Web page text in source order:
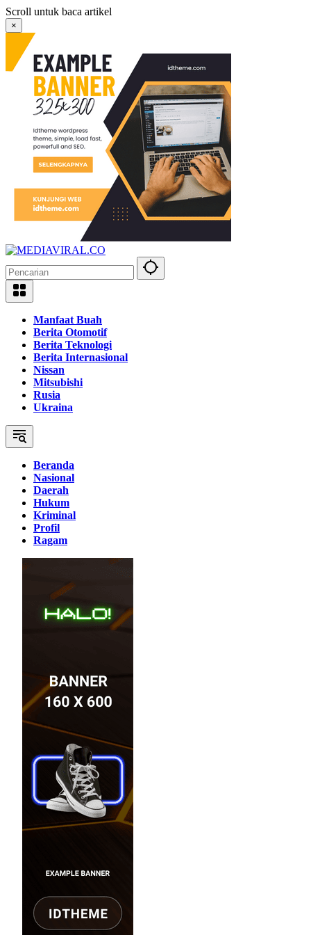
Langsung
ke
konten
Scroll untuk baca artikel
×
Manfaat Buah
Berita Otomotif
Berita Teknologi
Berita Internasional
Nissan
Mitsubishi
Rusia
Ukraina
Beranda
Nasional
Daerah
Hukum
Kriminal
Profil
Ragam